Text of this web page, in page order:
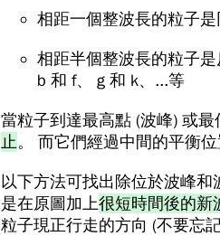
相距一個整波長的粒子
相距半個整波長的粒子
b 和 f、 g 和 k、...等
當粒子到達最高點 (波峰) 或
止。 而它們經過中間的平衡
以下方法可找出除位於波峰
是在原圖加上很短時間後的新
粒子現正行走的方向 (不要忘